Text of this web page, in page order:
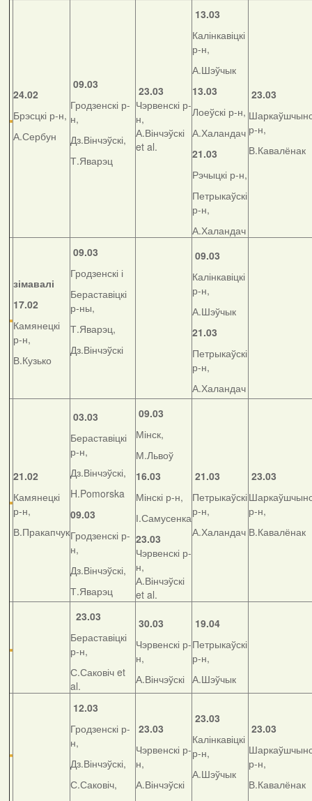
24.02
Брэсцкі р-н,
А.Сербун
09.03
Гродзенскі р-
н,
Дз.Вінчэўскі,
Т.Яварэц
23.03
Чэрвенскі р-
н,
А.Вінчэўскі
et al.
13.03
Калінкавіцкі
р-н,
А.Шэўчык
13.03
Лоеўскі р-н,
А.Халандач
21.03
Рэчыцкі р-н,
Петрыкаўскі
р-н,
А.Халандач
23.03
р-н,
В.Кавалёнак
зімавалі
17.02
Камянецкі
р-н,
В.Кузько
09.03
Гродзенскі і
Бераставіцкі
р-ны,
Т.Яварэц,
Дз.Вінчэўскі
09.03
Калінкавіцкі
р-н,
А.Шэўчык
21.03
Петрыкаўскі
р-н,
А.Халандач
21.02
Камянецкі
р-н,
В.Пракапчук
03.03
Бераставіцкі
р-н,
Дз.Вінчэўскі,
H.Pomorska
09.03
Гродзенскі р-
н,
Дз.Вінчэўскі,
Т.Яварэц
09.03
Мінск,
М.Львоў
16.03
Мінскі р-н,
І.Самусенка
23.03
Чэрвенскі р-
н,
А.Вінчэўскі
et al.
21.03
Петрыкаўскі
р-н,
А.Халандач
23.03
р-н,
В.Кавалёнак
23.03
Бераставіцкі
р-н,
С.Саковіч et
al.
30.03
Чэрвенскі р-
н,
А.Вінчэўскі
19.04
Петрыкаўскі
р-н,
А.Шэўчык
12.03
Гродзенскі р-
н,
Дз.Вінчэўскі,
С.Саковіч,
23.03
Чэрвенскі р-
н,
А.Вінчэўскі
23.03
Калінкавіцкі
р-н,
А.Шэўчык
23.03
р-н,
В.Кавалёнак